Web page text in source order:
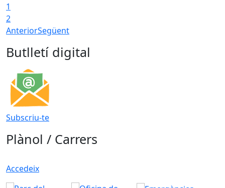
1
2
AnteriorSegüent
Butlletí digital
Subscriu-te
Plànol / Carrers
Accedeix